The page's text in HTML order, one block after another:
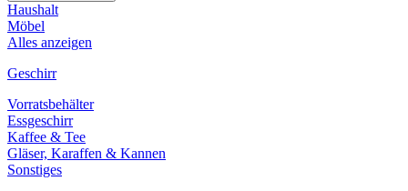
Haushalt
Möbel
Alles anzeigen
Geschirr
Vorratsbehälter
Essgeschirr
Kaffee & Tee
Gläser, Karaffen & Kannen
Sonstiges